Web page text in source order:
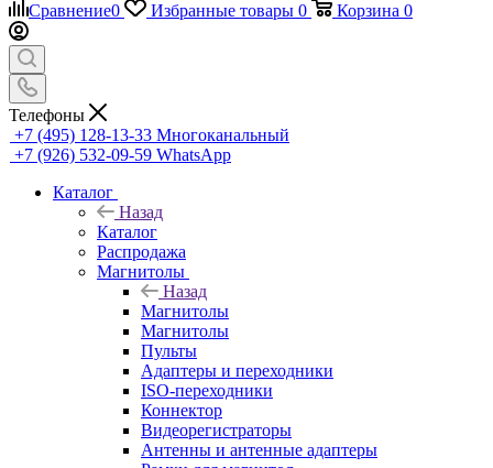
Сравнение0 Избранные товары 0 Корзина 0
Телефоны
+7 (495) 128-13-33 Многоканальный
+7 (926) 532-09-59 WhatsApp
Каталог
Назад
Каталог
Распродажа
Магнитолы
Назад
Магнитолы
Магнитолы
Пульты
Адаптеры и переходники
ISO-переходники
Коннектор
Видеорегистраторы
Антенны и антенные адаптеры